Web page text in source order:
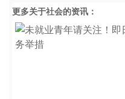
更多关于社会的资讯：